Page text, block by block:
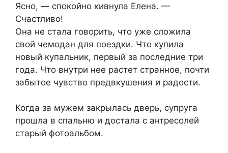
Ясно, — спокойно кивнула Елена. —
Счастливо!
Она не стала говорить, что уже сложила
свой чемодан для поездки. Что купила
новый купальник, первый за последние три
года. Что внутри нее растет странное, почти
забытое чувство предвкушения и радости.
Когда за мужем закрылась дверь, супруга
прошла в спальню и достала с антресолей
старый фотоальбом.